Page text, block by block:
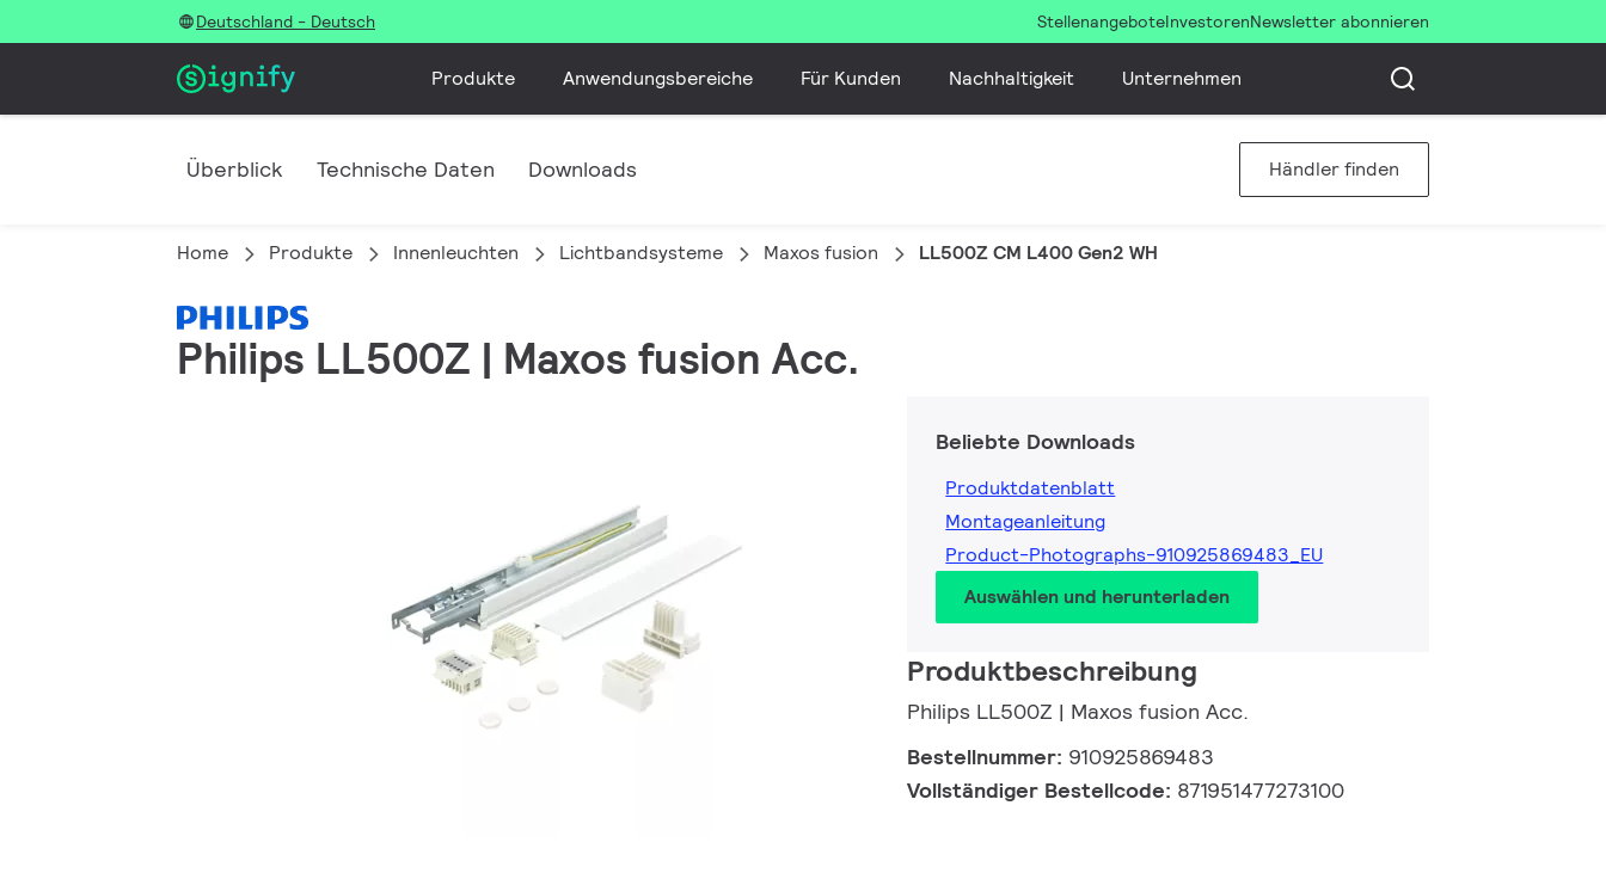
Deutschland - Deutsch StellenangeboteInvestorenNewsletter abonnieren
Produkte Anwendungsbereiche Für Kunden Nachhaltigkeit Unternehmen
Überblick Technische Daten Downloads Händler finden
Home Produkte Innenleuchten Lichtbandsysteme Maxos fusion LL500Z CM L400 Gen2 WH
Philips LL500Z | Maxos fusion Acc.
Beliebte Downloads
Produktdatenblatt
Montageanleitung
Product-Photographs-910925869483_EU
Auswählen und herunterladen
Produktbeschreibung
Philips LL500Z | Maxos fusion Acc.
Bestellnummer: 910925869483
Vollständiger Bestellcode: 871951477273100